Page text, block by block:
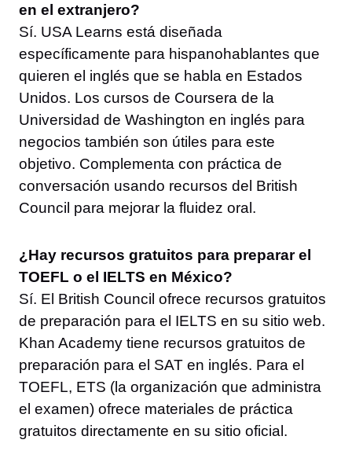
en el extranjero?
Sí. USA Learns está diseñada
específicamente para hispanohablantes que
quieren el inglés que se habla en Estados
Unidos. Los cursos de Coursera de la
Universidad de Washington en inglés para
negocios también son útiles para este
objetivo. Complementa con práctica de
conversación usando recursos del British
Council para mejorar la fluidez oral.
¿Hay recursos gratuitos para preparar el
TOEFL o el IELTS en México?
Sí. El British Council ofrece recursos gratuitos
de preparación para el IELTS en su sitio web.
Khan Academy tiene recursos gratuitos de
preparación para el SAT en inglés. Para el
TOEFL, ETS (la organización que administra
el examen) ofrece materiales de práctica
gratuitos directamente en su sitio oficial.